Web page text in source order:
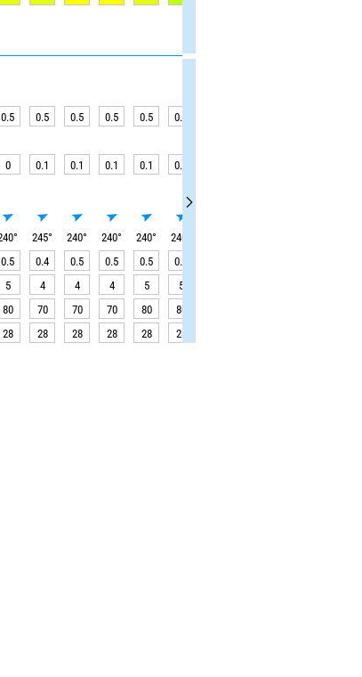
0.5 0.5 0.5 0.5 0.5 0.5
0 0.1 0.1 0.1 0.1 0.1
° 245° 240° 240° 240° 240
0.5 0.4 0.5 0.5 0.5 0.5
5 4 4 4 5 5
80 70 70 70 80 80
28 28 28 28 28 28